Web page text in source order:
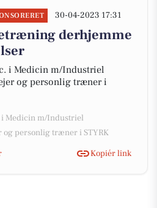
30-04-2023 17:31
derhjemme
i Medicin m/Industriel
og personlig træner i
i Medicin m/Industriel
og personlig træner i STYRK
Kopiér link